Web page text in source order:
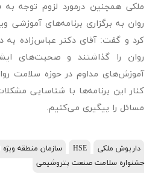
ملکی همچنین درمورد لزوم توجه
روان به برگزاری برنامه‌های آموزشی
کرد و گفت: آقای دکتر عباس‌زاده
روان را گذاشتند و صحبت‌های
آموزش‌های مداوم در حوزه سلامت
کنار این برنامه‌ها با شناسایی
مسائل را پیگیری می‌کنیم.
داریوش ملکی HSE سازمان منطقه
جشنواره سلامت صنعت پتروشیمی